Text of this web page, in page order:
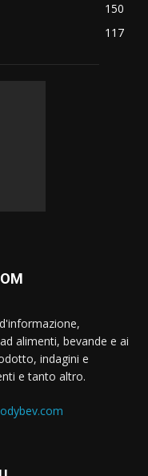
150
117
alimenti, bevande e ai
indagini e
e tanto altro.